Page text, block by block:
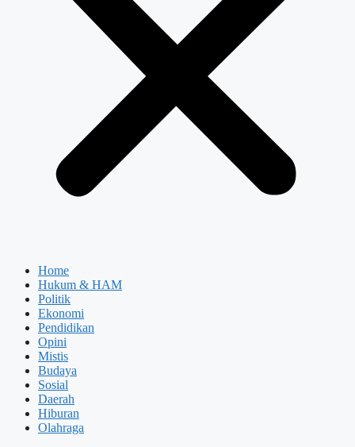
Home
Hukum & HAM
Politik
Ekonomi
Pendidikan
Opini
Mistis
Budaya
Sosial
Daerah
Hiburan
Olahraga